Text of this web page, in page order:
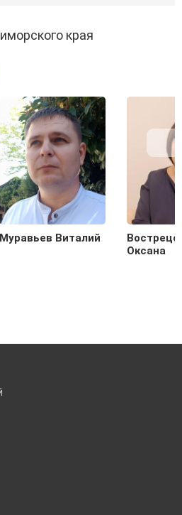
края
Муравьев Виталий
Оксана